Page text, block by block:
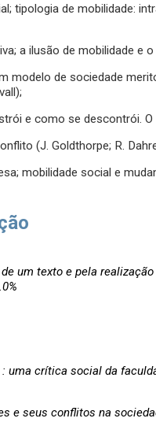
tipologia de mobilidade:
a ilusão de mobilidade e
modelo de sociedade
e como se descontrói.
(J. Goldthorpe; R.
mobilidade social e
um texto e pela
uma crítica social da
e seus conflitos na